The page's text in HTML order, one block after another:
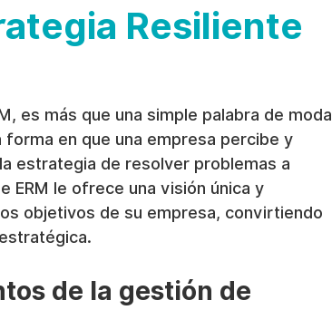
Resiliente
es más que una simple palabra de moda
en que una empresa percibe y
estrategia de resolver problemas a
ERM le ofrece una visión única y
objetivos de su empresa, convirtiendo
de la gestión de